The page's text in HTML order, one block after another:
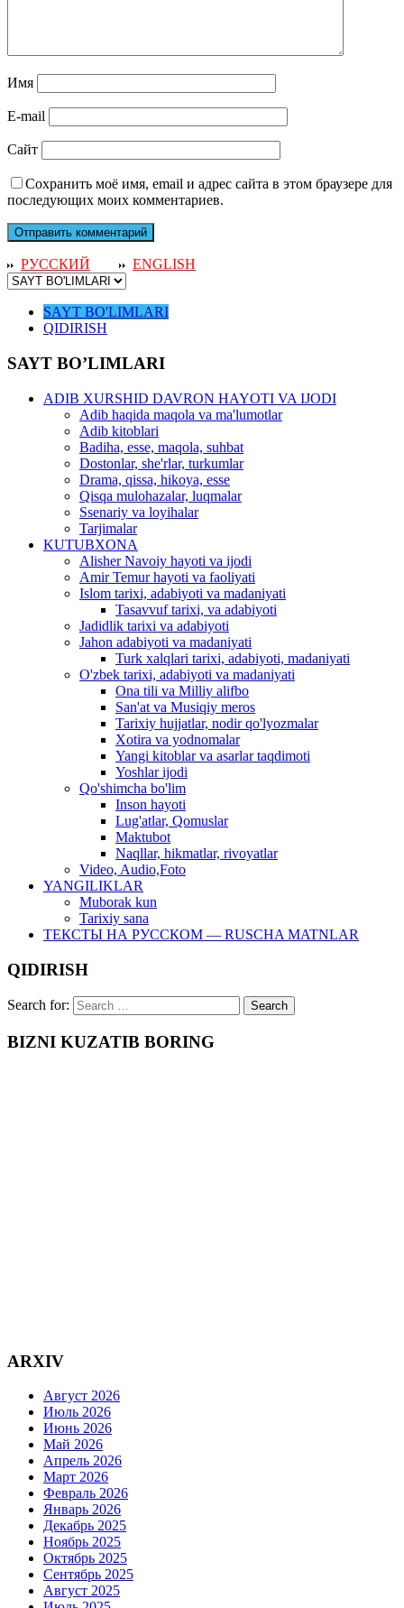
Имя
E-mail
Сайт
Сохранить моё имя, email и адрес сайта в этом браузере для
последующих моих комментариев.
РУССКИЙ ENGLISH
SAYT BO'LIMLARI
QIDIRISH
SAYT BO’LIMLARI
ADIB XURSHID DAVRON HAYOTI VA IJODI
Adib haqida maqola va ma'lumotlar
Adib kitoblari
Badiha, esse, maqola, suhbat
Dostonlar, she'rlar, turkumlar
Drama, qissa, hikoya, esse
Qisqa mulohazalar, luqmalar
Ssenariy va loyihalar
Tarjimalar
KUTUBXONA
Alisher Navoiy hayoti va ijodi
Amir Temur hayoti va faoliyati
Islom tarixi, adabiyoti va madaniyati
Tasavvuf tarixi, va adabiyoti
Jadidlik tarixi va adabiyoti
Jahon adabiyoti va madaniyati
Turk xalqlari tarixi, adabiyoti, madaniyati
O'zbek tarixi, adabiyoti va madaniyati
Ona tili va Milliy alifbo
San'at va Musiqiy meros
Tarixiy hujjatlar, nodir qo'lyozmalar
Xotira va yodnomalar
Yangi kitoblar va asarlar taqdimoti
Yoshlar ijodi
Qo'shimcha bo'lim
Inson hayoti
Lug'atlar, Qomuslar
Maktubot
Naqllar, hikmatlar, rivoyatlar
Video, Audio,Foto
YANGILIKLAR
Muborak kun
Tarixiy sana
ТЕКСТЫ НА РУССКОМ — RUSCHA MATNLAR
QIDIRISH
Search for:
BIZNI KUZATIB BORING
ARXIV
Август 2026
Июль 2026
Июнь 2026
Май 2026
Апрель 2026
Март 2026
Февраль 2026
Январь 2026
Декабрь 2025
Ноябрь 2025
Октябрь 2025
Сентябрь 2025
Август 2025